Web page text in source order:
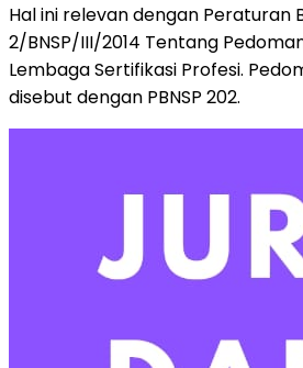
Hal ini relevan dengan Peraturan
2/BNSP/III/2014 Tentang
Lembaga Sertifikasi Profesi.
disebut dengan PBNSP 202.